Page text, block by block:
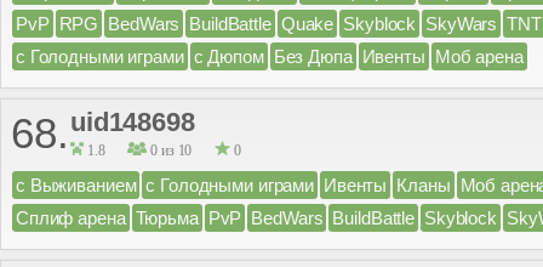
PvP RPG BedWars BuildBattle Quake Skyblock SkyWars
с Голодными играми с Дюпом Без Дюпа Ивенты Моб арена
68. uid148698
1.8 0 из 10 0
с Выживанием с Голодными играми Ивенты Кланы Моб
Сплиф арена Тюрьма PvP BedWars BuildBattle Skyblock